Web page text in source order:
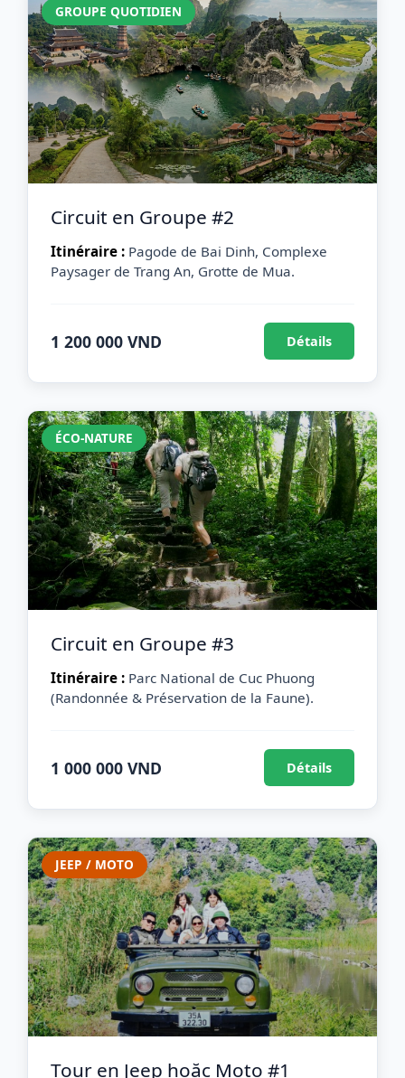
GROUPE QUOTIDIEN
Circuit en Groupe #2
Itinéraire : Pagode de Bai Dinh, Complexe
Paysager de Trang An, Grotte de Mua.
1 200 000 VND Détails
ÉCO-NATURE
Circuit en Groupe #3
Itinéraire : Parc National de Cuc Phuong
(Randonnée & Préservation de la Faune).
1 000 000 VND Détails
JEEP / MOTO
Tour en Jeep hoặc Moto #1